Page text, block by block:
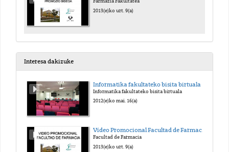
2013(e)ko urt. 9(a)
Interesa dakizuke
Informatika fakultateko bisita birtuala
Informatika fakultateko bisita birtuala
2012(e)ko mai. 16(a)
Vídeo Promocional Facultad de Farmacia
Facultad de Farmacia
2013(e)ko urt. 9(a)